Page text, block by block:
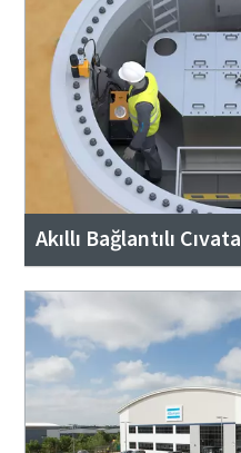
Akıllı Bağlantılı